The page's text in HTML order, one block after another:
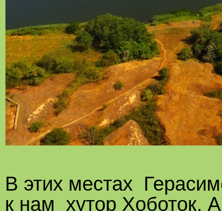
В этих местах
к нам хутор Хоботок.